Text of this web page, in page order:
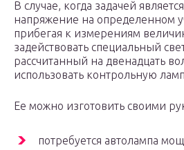
В случае, когда задачей
напряжение на определенном
прибегая к измерениям
задействовать специальный
рассчитанный на двенадцать
использовать контрольную
Ее можно изготовить своими
потребуется автолампа